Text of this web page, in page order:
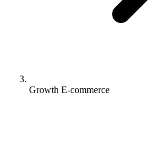
Growth E-commerce